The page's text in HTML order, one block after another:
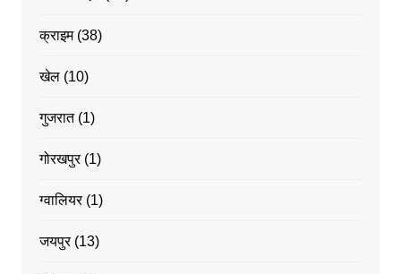
क्राइम(38)
खेल(10)
गुजरात(1)
गोरखपुर(1)
ग्वालियर(1)
जयपुर(13)